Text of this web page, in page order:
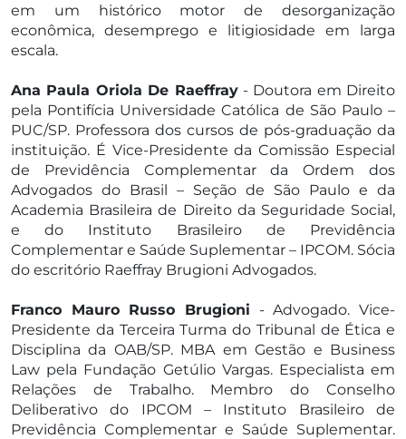
em um histórico motor de desorganização
econômica, desemprego e litigiosidade em larga
escala.
Ana Paula Oriola De Raeffray- Doutora em Direito
pela Pontifícia Universidade Católica de São Paulo –
PUC/SP. Professora dos cursos de pós-graduação da
instituição. É Vice-Presidente da Comissão Especial
de Previdência Complementar da Ordem dos
Advogados do Brasil – Seção de São Paulo e da
Academia Brasileira de Direito da Seguridade Social,
e do Instituto Brasileiro de Previdência
Complementar e Saúde Suplementar – IPCOM. Sócia
do escritório Raeffray Brugioni Advogados.
Franco Mauro Russo Brugioni - Advogado. Vice-
Presidente da Terceira Turma do Tribunal de Ética e
Disciplina da OAB/SP. MBA em Gestão e Business
Law pela Fundação Getúlio Vargas. Especialista em
Relações de Trabalho. Membro do Conselho
Deliberativo do IPCOM – Instituto Brasileiro de
Previdência Complementar e Saúde Suplementar.